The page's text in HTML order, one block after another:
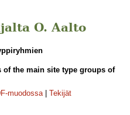
O. Aalto
of the main site type groups of
muodossa| Tekijät